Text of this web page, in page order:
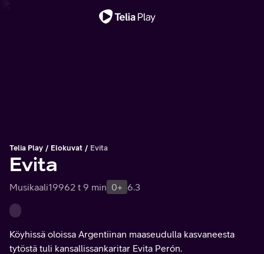
Telia Play Elokuvat Evita
Evita
Musikaali19962 t 9 min 0+ 6.3
Köyhissä oloissa Argentiinan maaseudulla kasvaneesta
tytöstä tuli kansallissankaritar Evita Perón.